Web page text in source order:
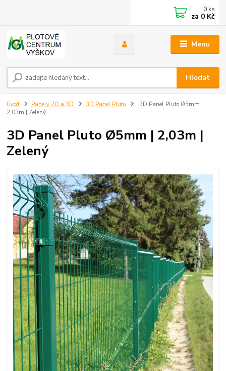
Menu
Hledat
0 ks
za 0 Kč
Úvod Panely 2D a 3D 3D Panel Pluto
3D Panel Pluto Ø5mm |
2,03m | Zelený
3D Panel Pluto Ø5mm | 2,03m |
Zelený